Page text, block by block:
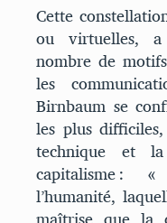
Cette
ou virtuelles, a
nombre de
les
Birnbaum se
les plus
technique et
capitalisme :
l’humanité,